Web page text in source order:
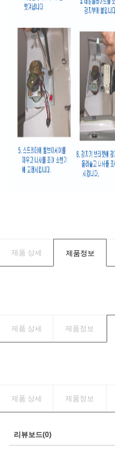
제품 상세 제품정보
제품 상세 제품정보
제품 상세 제품정보
리뷰보드(0)